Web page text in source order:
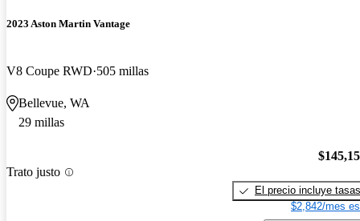
2023 Aston Martin Vantage
V8 Coupe RWD 505 millas
Bellevue, WA
29 millas
Trato justo
El precio incluye tasas
$2,842/mes